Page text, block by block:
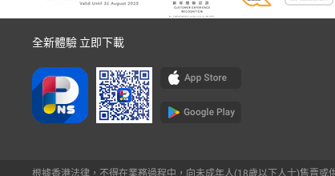
全新體驗 立即下載
根據香港法律，不得在業務過程中，向未成年人(18歲以下人士)售賣或